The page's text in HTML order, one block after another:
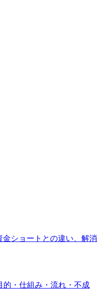
金ショートとの違い、解消
的・仕組み・流れ・不成